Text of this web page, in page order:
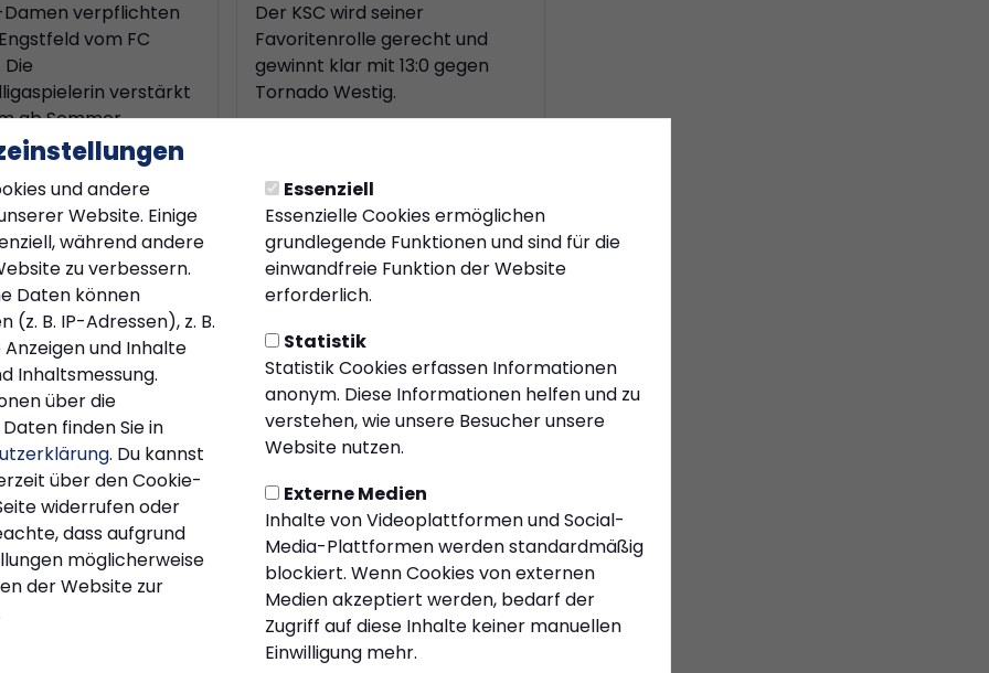
und andere
Website. Einige
während andere
zu verbessern.
Daten können
B. IP-Adressen), z. B.
und Inhalte
Inhaltsmessung.
über die
finden Sie in
. Du kannst
über den Cookie-
widerrufen oder
dass aufgrund
möglicherweise
der Website zur
Essenziell
Essenzielle Cookies ermöglichen
grundlegende Funktionen und sind für die
einwandfreie Funktion der Website
erforderlich.
Statistik
Statistik Cookies erfassen Informationen
anonym. Diese Informationen helfen und zu
verstehen, wie unsere Besucher unsere
Website nutzen.
Externe Medien
Inhalte von Videoplattformen und Social-
Media-Plattformen werden standardmäßig
blockiert. Wenn Cookies von externen
Medien akzeptiert werden, bedarf der
Zugriff auf diese Inhalte keiner manuellen
Einwilligung mehr.
Damen verpflichten
vom FC
verstärkt
ab Sommer.
Der KSC wird seiner
Favoritenrolle gerecht und
gewinnt klar mit 13:0 gegen
Tornado Westig.
beim
mit
große
viel Einsatz: Die KSC-
sich beim
trotz
FRAUEN
Frauenmannschaft
des KSC startet in
Vorbereitung
Am 1. September startet die
Vorbereitung der KSC-Frauen.
Interessierte ab 16 Jahren sind
willkommen – einfach
vorbeikommen oder
anmelden.